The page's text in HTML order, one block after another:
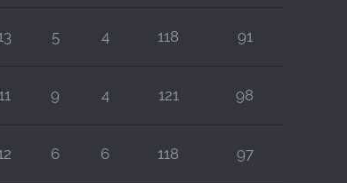
5 4 118 91
9 4 121 98
6 6 118 97